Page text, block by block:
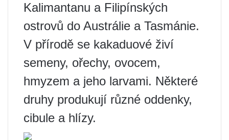
Kalimantanu a Filipínských
ostrovů do Austrálie a Tasmánie.
V přírodě se kakaduové živí
semeny, ořechy, ovocem,
hmyzem a jeho larvami. Některé
druhy produkují různé oddenky,
cibule a hlízy.